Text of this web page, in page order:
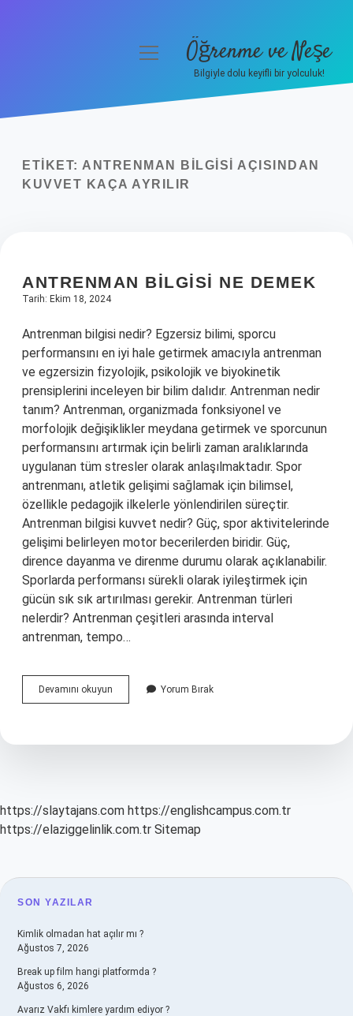
Yasal Uyarı
menüyüÖğrenme ve Neşe
Bilgiyle dolu keyifli bir yolculuk!
ETIKET: ANTRENMAN BILGISI AÇISINDAN
KUVVET KAÇA AYRILIR
ANTRENMAN BILGISI NE DEMEK
Tarih: Ekim 18, 2024
Antrenman bilgisi nedir? Egzersiz bilimi, sporcu
performansını en iyi hale getirmek amacıyla antrenman
ve egzersizin fizyolojik, psikolojik ve biyokinetik
prensiplerini inceleyen bir bilim dalıdır. Antrenman nedir
tanım? Antrenman, organizmada fonksiyonel ve
morfolojik değişiklikler meydana getirmek ve sporcunun
performansını artırmak için belirli zaman aralıklarında
uygulanan tüm stresler olarak anlaşılmaktadır. Spor
antrenmanı, atletik gelişimi sağlamak için bilimsel,
özellikle pedagojik ilkelerle yönlendirilen süreçtir.
Antrenman bilgisi kuvvet nedir? Güç, spor aktivitelerinde
gelişimi belirleyen motor becerilerden biridir. Güç,
dirence dayanma ve direnme durumu olarak açıklanabilir.
Sporlarda performansı sürekli olarak iyileştirmek için
gücün sık sık artırılması gerekir. Antrenman türleri
nelerdir? Antrenman çeşitleri arasında interval
antrenman, tempo…
Devamını okuyun Antrenman
Bilgisi
Yorum Bırak
https://slaytajans.com https://englishcampus.com.tr
https://elaziggelinlik.com.tr Sitemap
SIDEBAR
SON YAZILAR
Kimlik olmadan hat açılır mı ?
Ağustos 7, 2026
Break up film hangi platformda ?
Ağustos 6, 2026
Avarız Vakfı kimlere yardım ediyor ?